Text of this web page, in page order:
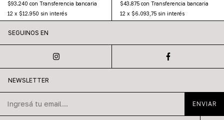
$93.240 con Transferencia bancaria
12 x $12.950 sin interés
$43.875 con Transferencia bancaria
12 x $6.093,75 sin interés
SEGUINOS EN
NEWSLETTER